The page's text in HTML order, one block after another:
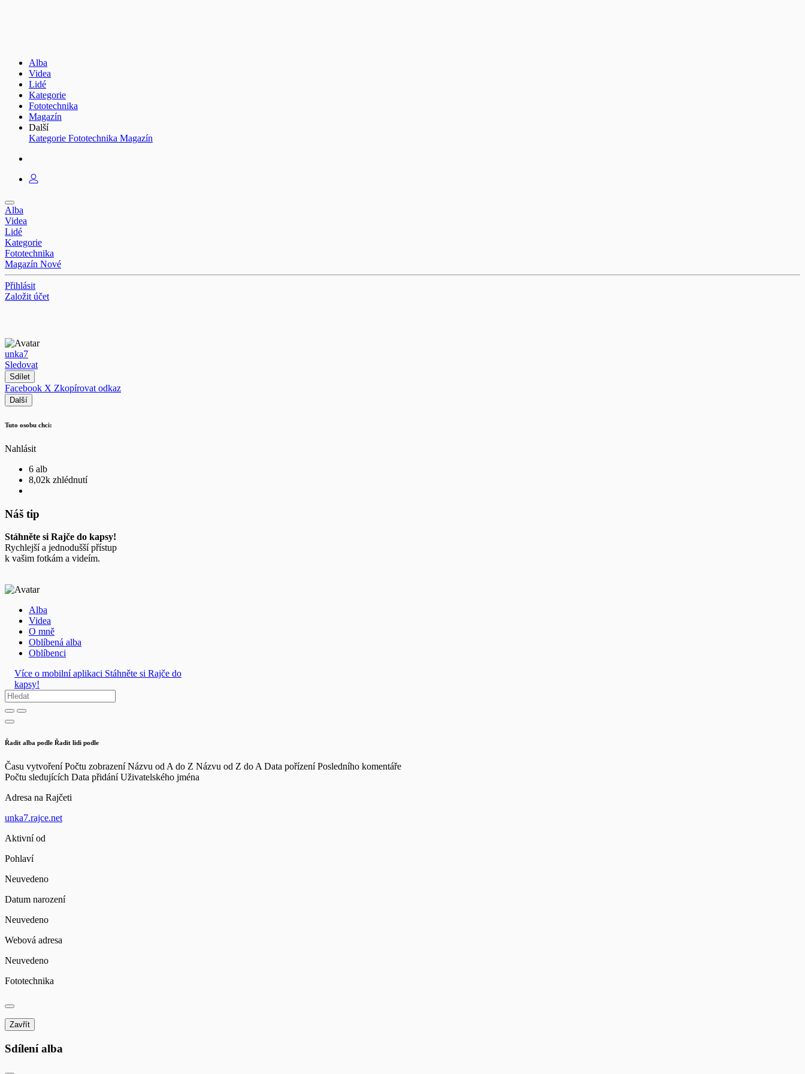
Alba
Videa
Lidé
Kategorie
Fototechnika
Magazín
Další
Kategorie Fototechnika Magazín
Alba
Videa
Lidé
Kategorie
Fototechnika
Magazín Nové
Přihlásit
Založit účet
unka7
Sledovat
Sdílet
Facebook X Zkopírovat odkaz
Další
Tuto osobu chci:
Nahlásit
6 alb
8,02k zhlédnutí
Náš tip
Stáhněte si Rajče do kapsy!
Rychlejší a jednodušší přístup
k vašim fotkám a videím.
Alba
Videa
O mně
Oblíbená alba
Oblíbenci
Více o mobilní aplikaci Stáhněte si Rajče do
kapsy!
Řadit alba podle Řadit lidi podle
Času vytvoření Počtu zobrazení Názvu od A do Z Názvu od Z do A Data pořízení Posledního komentáře
Počtu sledujících Data přidání Uživatelského jména
Adresa na Rajčeti
unka7.rajce.net
Aktivní od
Pohlaví
Neuvedeno
Datum narození
Neuvedeno
Webová adresa
Neuvedeno
Fototechnika
Zavřít
Sdílení alba